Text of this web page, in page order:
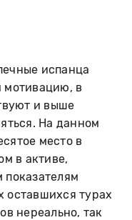
испанца
мотивацию, в
и выше
На данном
место в
в активе,
турах
нереально, так